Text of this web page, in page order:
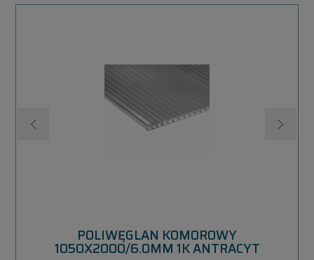
POLIWĘGLAN KOMOROWY
1050X2000/6.0MM 1K ANTRACYT